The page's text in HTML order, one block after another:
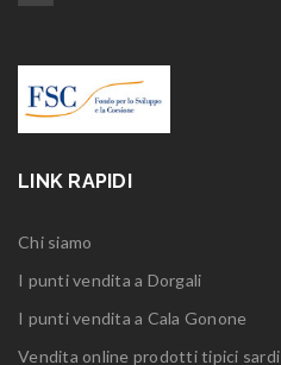
LINK RAPIDI
Chi siamo
I punti vendita a Dorgali
I punti vendita a Cala Gonone
Vendita online prodotti tipici sardi